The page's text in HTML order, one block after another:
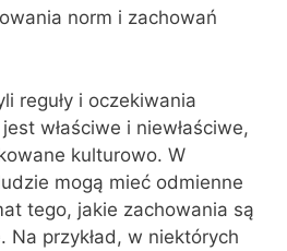
norm i zachowań
reguły i oczekiwania
właściwe i niewłaściwe,
kulturowo. W
mogą mieć odmienne
tego, jakie zachowania są
Na przykład, w niektórych